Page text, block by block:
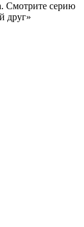
Смотрите серию
друг»